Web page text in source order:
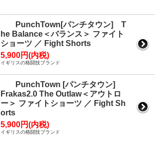
PunchTown[パンチタウン] T
he Balance＜バランス＞ ファイト
ショーツ ／ Fight Shorts
5,900円(内税)
イギリスの格闘技ブランド
PunchTown [パンチタウン]
Frakas2.0 The Outlaw＜アウトロ
ー＞ ファイトショーツ ／ Fight Sh
orts
5,900円(内税)
イギリスの格闘技ブランド